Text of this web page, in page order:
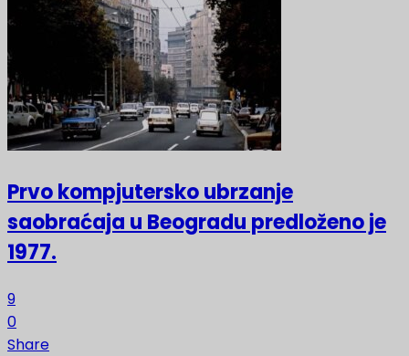
Prvo kompjutersko ubrzanje
saobraćaja u Beogradu predloženo je
1977.
9
0
Share